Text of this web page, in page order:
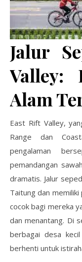
Jalur
Valley:
Alam
East Rift Valley,
Range dan
pengalaman
pemandangan
dramatis. Jalur
Taitung dan
cocok bagi mereka
dan menantang. Di
berbagai desa
berhenti untuk